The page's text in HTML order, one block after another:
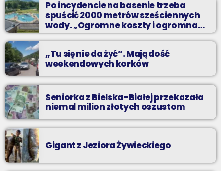
Po incydencie na basenie trzeba
spuścić 2000 metrów sześciennych
wody. „Ogromne koszty i ogromna
praca”
„Tu się nie da żyć”. Mają dość
weekendowych korków
Seniorka z Bielska-Białej przekazała
niemal milion złotych oszustom
Gigant z Jeziora Żywieckiego